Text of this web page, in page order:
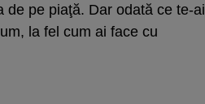
de pe piaţă. Dar odată ce te-ai
la fel cum ai face cu